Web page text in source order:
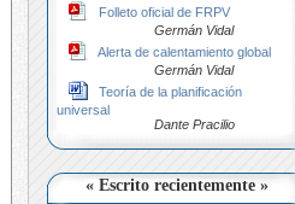
Folleto oficial de FRPV
Germán Vidal
Alerta de calentamiento global
Germán Vidal
Teoría de la planificación
universal
Dante Pracilio
« Escrito recientemente »